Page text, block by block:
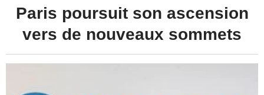
Paris poursuit son ascension
vers de nouveaux sommets